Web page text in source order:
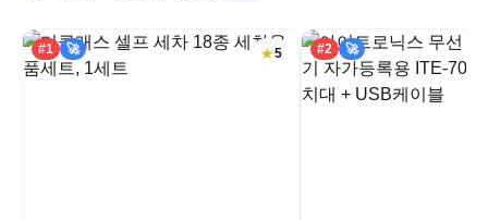
#1 🚀 ★5 #2 🚀